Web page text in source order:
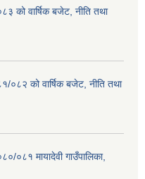
को वार्षिक बजेट, नीति तथा
०८२ को वार्षिक बजेट, नीति तथा
०८१ मायादेवी गाउँपालिका,